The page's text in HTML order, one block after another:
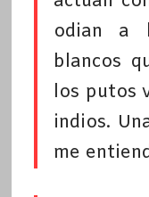
odian a
blancos
los putos
indios.
me